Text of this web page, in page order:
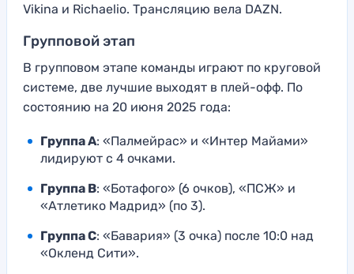
Vikina и Richaelio. Трансляцию вела DAZN.
Групповой этап
В групповом этапе команды играют по круговой
системе, две лучшие выходят в плей-офф. По
состоянию на 20 июня 2025 года:
Группа A: «Палмейрас» и «Интер Майами»
лидируют с 4 очками.
Группа B: «Ботафого» (6 очков), «ПСЖ» и
«Атлетико Мадрид» (по 3).
Группа C: «Бавария» (3 очка) после 10:0 над
«Окленд Сити».